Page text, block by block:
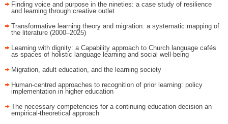
Finding voice and purpose in the nineties: a case study of resilience
and learning through creative outlet
Transformative learning theory and migration: a systematic mapping of
the literature (2000–2025)
Learning with dignity: a Capability approach to Church language cafés
as spaces of holistic language learning and social well-being
Migration, adult education, and the learning society
Human-centred approaches to recognition of prior learning: policy
implementation in higher education
The necessary competencies for a continuing education decision an
empirical-theoretical approach